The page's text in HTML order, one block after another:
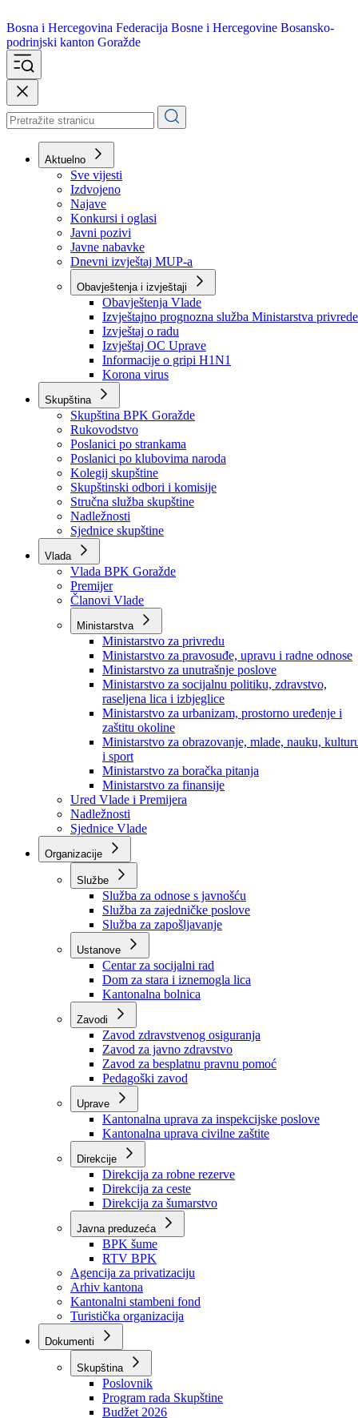
Bosna i Hercegovina
podrinjski kanton Goražde
Aktuelno
Sve vijesti
Izdvojeno
Najave
Konkursi i oglasi
Javni pozivi
Javne nabavke
Dnevni izvještaj MUP-a
Obavještenja i izvještaji
Obavještenja Vlade
Izvještajno prognozna služba Ministarstva privrede
Izvještaj o radu
Izvještaj OC Uprave
Informacije o gripi H1N1
Korona virus
Skupština
Skupština BPK Goražde
Rukovodstvo
Poslanici po strankama
Poslanici po klubovima naroda
Kolegij skupštine
Skupštinski odbori i komisije
Stručna služba skupštine
Nadležnosti
Sjednice skupštine
Vlada
Vlada BPK Goražde
Premijer
Članovi Vlade
Ministarstva
Ministarstvo za privredu
Ministarstvo za pravosuđe, upravu i radne odnose
Ministarstvo za unutrašnje poslove
Ministarstvo za socijalnu politiku, zdravstvo,
raseljena lica i izbjeglice
Ministarstvo za urbanizam, prostorno uređenje i
zaštitu okoline
Ministarstvo za obrazovanje, mlade, nauku,
i sport
Ministarstvo za boračka pitanja
Ministarstvo za finansije
Ured Vlade i Premijera
Nadležnosti
Sjednice Vlade
Organizacije
Službe
Služba za odnose s javnošću
Služba za zajedničke poslove
Služba za zapošljavanje
Ustanove
Centar za socijalni rad
Dom za stara i iznemogla lica
Kantonalna bolnica
Zavodi
Zavod zdravstvenog osiguranja
Zavod za javno zdravstvo
Zavod za besplatnu pravnu pomoć
Pedagoški zavod
Kantonalna uprava za inspekcijske poslove
Kantonalna uprava civilne zaštite
Direkcije
Direkcija za robne rezerve
Direkcija za ceste
Direkcija za šumarstvo
Javna preduzeća
BPK šume
RTV BPK
Agencija za privatizaciju
Arhiv kantona
Kantonalni stambeni fond
Turistička organizacija
Dokumenti
Skupština